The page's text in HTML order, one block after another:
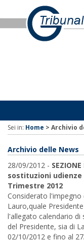
Sei in: Home > Archivio
Archivio delle News
28/09/2012 -
sostituzioni udienze
Trimestre 2012
Considerato l'impegno
Lauro,quale
l'allegato calendario di
del Presidente, sia di
02/10/2012 e fino al